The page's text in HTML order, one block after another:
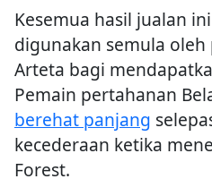
Kesemua hasil jualan
digunakan semula
Arteta bagi
Pemain pertahanan
berehat panjang
kecederaan ketika
Forest.